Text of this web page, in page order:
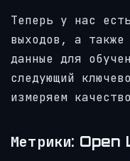
Теперь у нас
выходов, а
данные для
следующий
измеряем
Метрики: